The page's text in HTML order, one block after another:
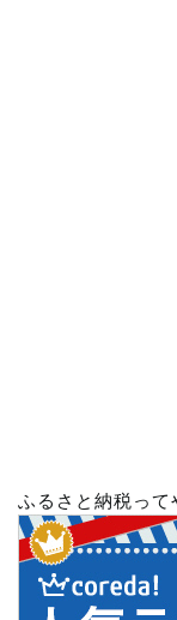
ふるさと納税って